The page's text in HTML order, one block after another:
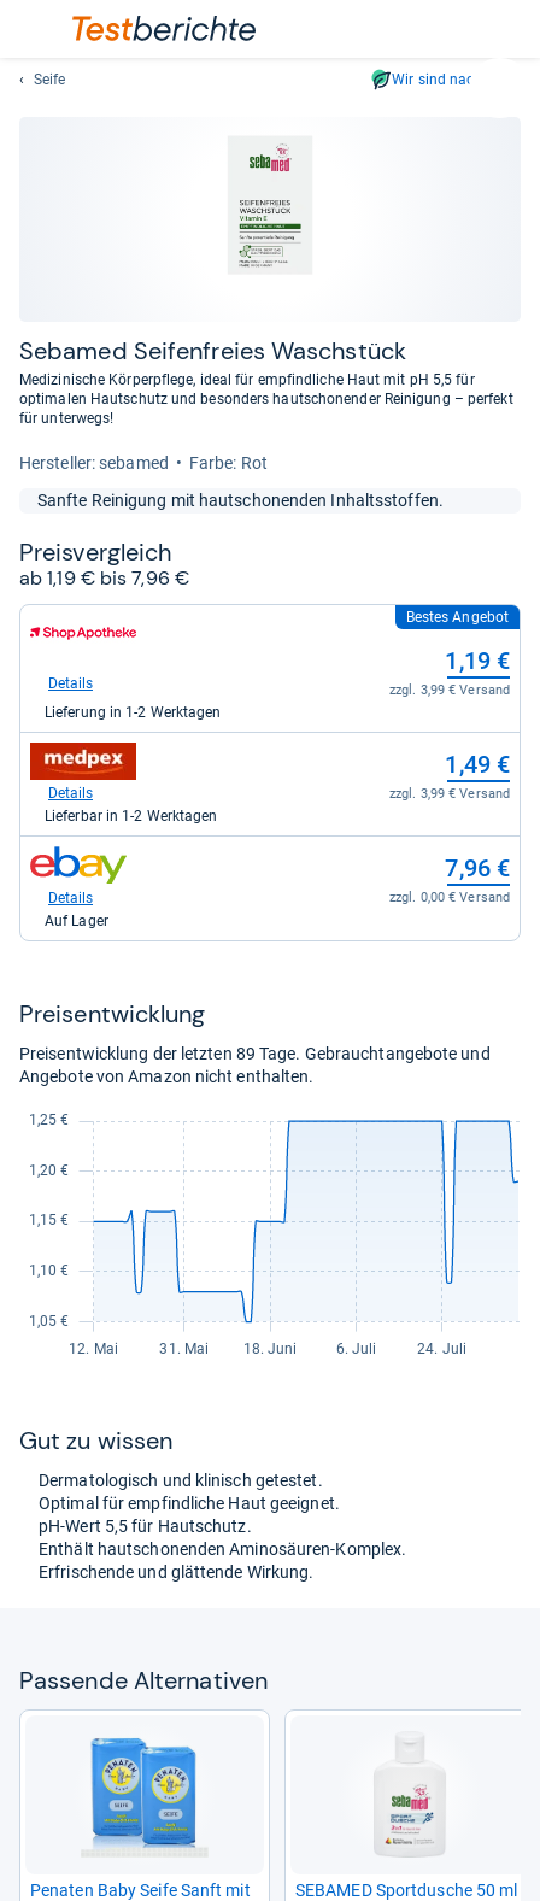
und
lassen
Seife Wir sind nachhaltig
Seb­a­med Sei­fen­freies Wasch­stück
Medizinische Körperpflege, ideal für empfindliche Haut mit pH 5,5 für
optimalen Hautschutz und besonders hautschonender Reinigung – perfekt
für unterwegs!
Her­stel­ler: sebamed
Farbe: Rot
Sanfte Reinigung mit hautschonenden Inhaltsstoffen.
Preis­ver­gleich
ab 1,19 € bis 7,96 €
zum
Shop:
Shop
DE
für
1,19
kaufen.
Bestes Angebot
1,19 €
zzgl. 3,99 € Versand
Details
Lieferung in 1-2 Werktagen
zum
Shop:
medpex
1,49
kaufen.
1,49 €
zzgl. 3,99 € Versand
Details
Lieferbar in 1-2 Werktagen
zum
Shop:
eBay
7,96 €
zzgl. 0,00 € Versand
Details
Auf Lager
Preis­ent­wick­lung
Preisentwicklung der letzten 89 Tage. Gebrauchtangebote und
Angebote von Amazon nicht enthalten.
Gut zu wis­sen
Der­ma­to­lo­gisch und kli­nisch getes­tet.
Opti­mal für emp­find­li­che Haut geeig­net.
pH-​Wert 5,5 für Haut­schutz.
Ent­hält haut­scho­nen­den Ami­no­säu­ren-​Kom­plex.
Erfri­schende und glät­tende Wir­kung.
Pas­sende Alter­na­ti­ven
Pena­ten Baby Seife Sanft mit
SEB­A­MED Sport­du­sche 50 ml